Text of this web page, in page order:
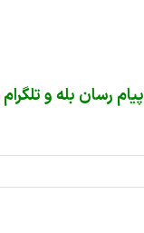
پیام رسان بله و تلگرام